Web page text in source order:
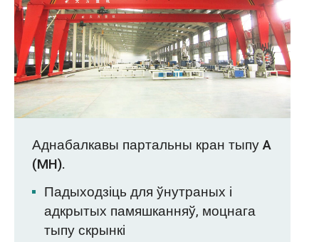
Аднабалкавы партальны кран тыпу A
(MH).
Падыходзіць для ўнутраных і
адкрытых памяшканняў, моцнага
тыпу скрынкі